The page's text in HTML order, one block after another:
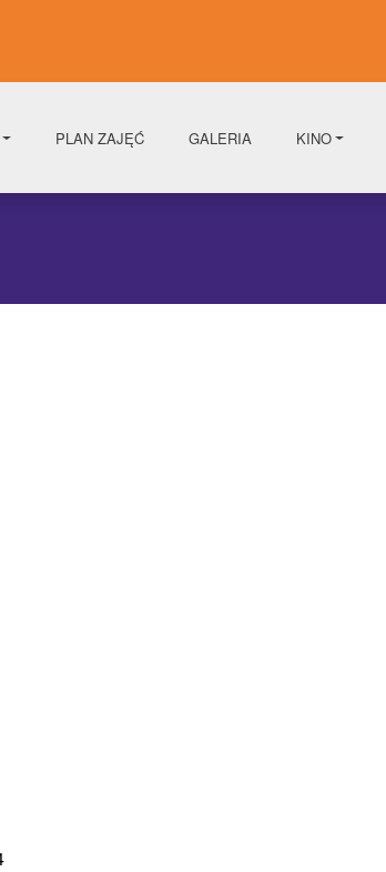
PLAN ZAJĘĆ GALERIA KINO